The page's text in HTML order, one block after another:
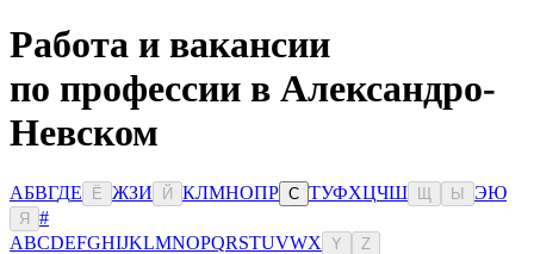
Работа и вакансии
по профессии в Александро-
Невском
АБВГДЕ Ё ЖЗИ Й КЛМНОПР С ТУФХЦЧШ Ы ЭЮ
Я
#
ABCDEFGHIJKLMNOPQRSTUVWX Y Z